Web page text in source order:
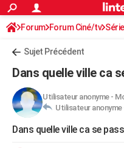
ACTUALITÉS
Politique
Société
Faits Divers
Education
Monde
Villes
+
FINANCE
Retraite
Impôts
Epargne
Immobilier
Risques naturels par ville
Banque
Assurance
Crédit
AUTO
Essais
Réserver un essai
Citadines
Berlines
SUV
Forum auto
+HIGH-TECH
Forum Forum Ciné/tv
Sujet Précédent
Dans quelle ville ca
Utilisateur anonyme-
Utilisateur anonyme
Dans quelle ville ca se